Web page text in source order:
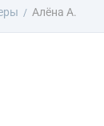
Алёна А.